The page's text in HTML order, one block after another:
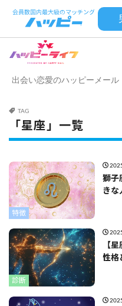
出会い恋愛のハッピーメール
TAG
「星座」一覧
特徴
獅子
きな
診断
【
性格